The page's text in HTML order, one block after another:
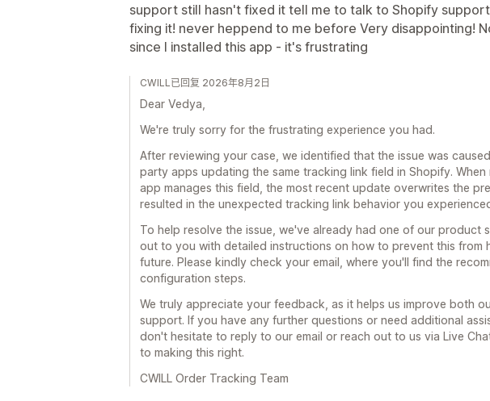
support still hasn't fixed it tell me to talk to Shopify
fixing it! never heppend to me before Very disappointing!
since I installed this app - it's frustrating
CWILL已回复 2026年8月2日
Dear Vedya,
We're truly sorry for the frustrating experience you had.
After reviewing your case, we identified that the issue was
party apps updating the same tracking link field in Shopify. When
app manages this field, the most recent update overwrites the
resulted in the unexpected tracking link behavior you
To help resolve the issue, we've already had one of our product
out to you with detailed instructions on how to prevent this from
future. Please kindly check your email, where you'll find the
configuration steps.
We truly appreciate your feedback, as it helps us improve both
support. If you have any further questions or need additional
don't hesitate to reply to our email or reach out to us via Live
to making this right.
CWILL Order Tracking Team